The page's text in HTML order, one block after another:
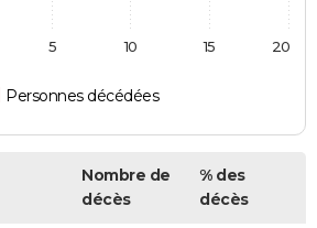
Personnes décédées
5 10 15 20
Nombre de
décès
% des
décès